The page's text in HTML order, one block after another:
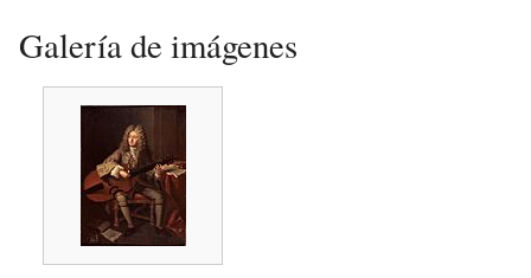
Galería de imágenes